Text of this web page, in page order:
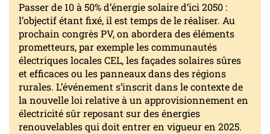
Passer de 10 à 50% d’énergie solaire d’ici 2050 :
l’objectif étant fixé, il est temps de le réaliser. Au
prochain congrès PV, on abordera des éléments
prometteurs, par exemple les communautés
électriques locales CEL, les façades solaires sûres
et efficaces ou les panneaux dans des régions
rurales. L’événement s’inscrit dans le contexte de
la nouvelle loi relative à un approvisionnement en
électricité sûr reposant sur des énergies
renouvelables qui doit entrer en vigueur en 2025.